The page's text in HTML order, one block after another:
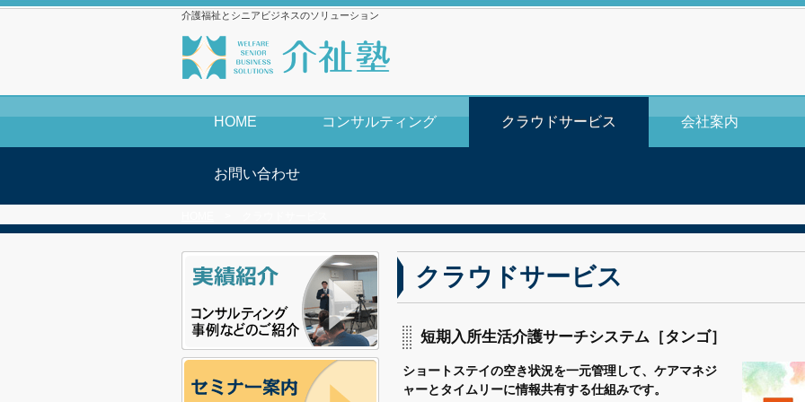
介護福祉とシニアビジネスのソリューション
HOME コンサルティング クラウドサービス 会社案内
お問い合わせ
クラウドサービス
短期入所生活介護サーチシステム［タンゴ］
ショートステイの空き状況を一元管理して、ケアマネジ
ャーとタイムリーに情報共有する仕組みです。